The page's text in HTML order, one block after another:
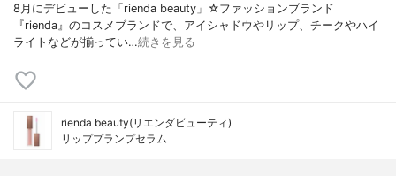
8月にデビューした「rienda beauty」☆ファッションブランド
『rienda』のコスメブランドで、アイシャドウやリップ、チークやハイ
ライトなどが揃ってい…続きを見る
rienda beauty(リエンダビューティ)
リッププランプセラム